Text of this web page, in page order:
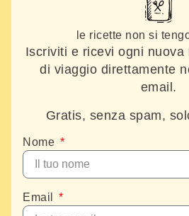
le ricette non si
Iscriviti e ricevi ogni nuova
di viaggio direttamente
email.
Gratis, senza spam,
Nome
Email